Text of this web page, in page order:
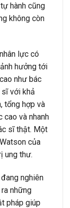
hành cũng
không còn
lực có
hưởng tới
như bác
với khả
tổng hợp và
cao và nhanh
sĩ thật. Một
của
ung thư.
nghiên
những
pháp giúp